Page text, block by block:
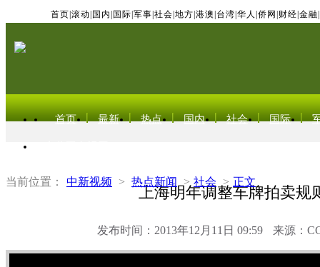
首页 滚动 国内 国际 军事 社会 地方 港澳 台湾 华人 侨网 财经 金融
首页 最新 热点 国内 社会 国际
当前位置： 中新视频 > 热点新闻 > 社会 > 正文
上海明年调整车牌拍卖规
发布时间：2013年12月11日 09:59 来源：